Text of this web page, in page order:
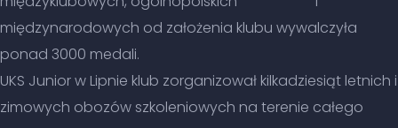
międzynarodowych od założenia klubu wywalczyła
ponad 3000 medali.
UKS Junior w Lipnie klub zorganizował kilkadziesiąt letnich i
zimowych obozów szkoleniowych na terenie całego